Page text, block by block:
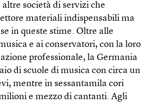
società di servizi che
materiali indispensabili ma
in queste stime. Oltre alle
e ai conservatori, con la loro
professionale, la Germania
di scuole di musica con circa un
mentre in sessantamila cori
e mezzo di cantanti. Agli